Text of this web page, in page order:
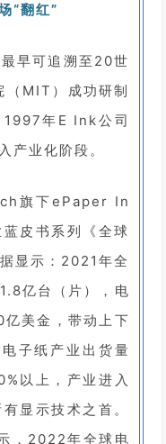
“翻红”
早可追溯至20世
MIT）成功研制
1997年E Ink公司
产业化阶段。
旗下ePaper In
皮书系列《全球
显示：2021年全
亿台（片），电
美金，带动上下
子纸产业出货量
以上，产业进入
显示技术之首。
，2022年全球电